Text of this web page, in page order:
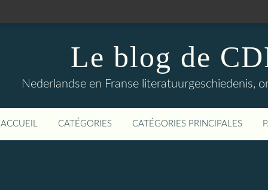
Le blog de
Nederlandse en Franse literatuurgeschiedenis,
ACCUEIL CATÉGORIES CATÉGORIES PRINCIPALES